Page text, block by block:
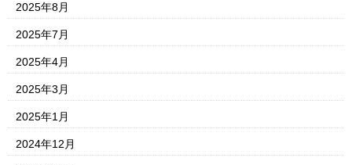
2025年8月
2025年7月
2025年4月
2025年3月
2025年1月
2024年12月